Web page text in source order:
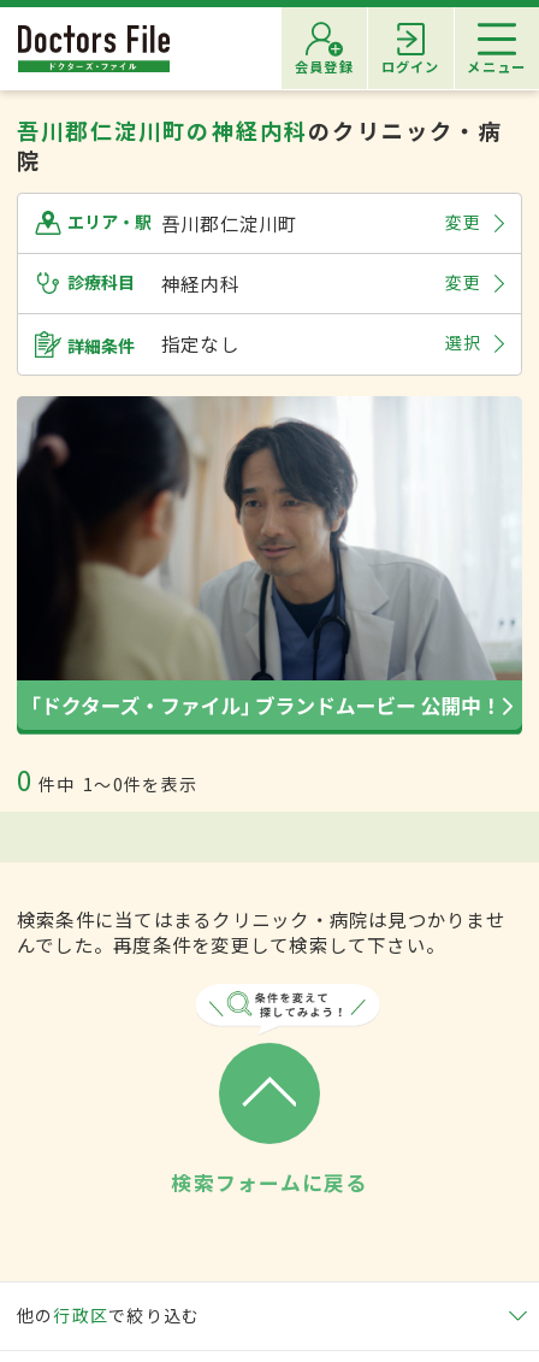
会員登録 ログイン メニュー
吾川郡仁淀川町の神経内科のクリニック・病
院
エリア・駅 吾川郡仁淀川町 変更
診療科目 神経内科 変更
詳細条件 指定なし 選択
0 件中 1〜0件を表示
検索条件に当てはまるクリニック・病院は見つかりませ
んでした。再度条件を変更して検索して下さい。
検索フォームに戻る
他の行政区で絞り込む